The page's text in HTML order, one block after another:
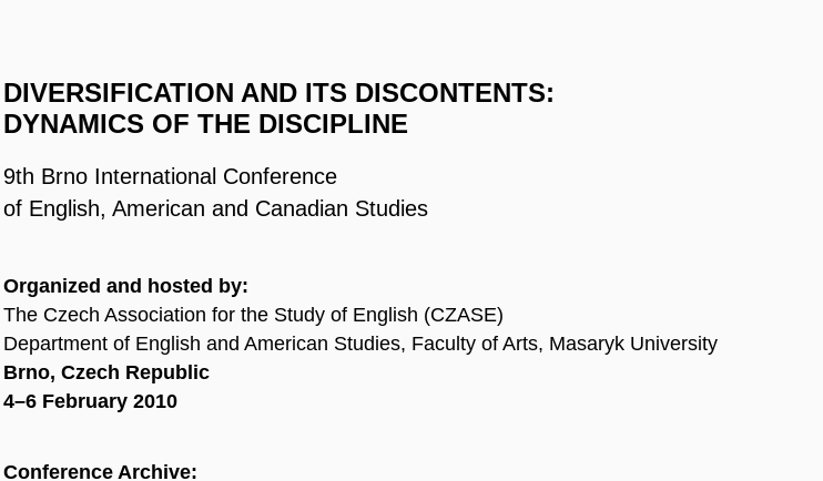
DIVERSIFICATION AND ITS DISCONTENTS:
DYNAMICS OF THE DISCIPLINE
9th Brno International Conference
of English, American and Canadian Studies
Organized and hosted by:
The Czech Association for the Study of English (CZASE)
Department of English and American Studies, Faculty of Arts, Masaryk University
Brno, Czech Republic
4–6 February 2010
Conference Archive: